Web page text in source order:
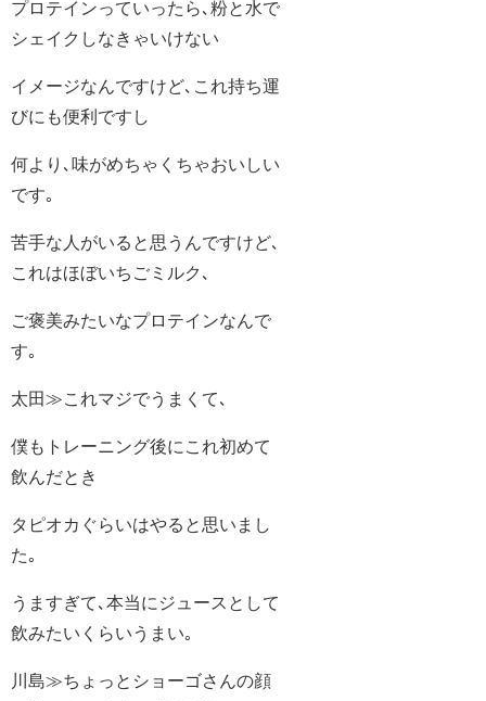
プロテインっていったら､粉と水で
シェイクしなきゃいけない
イメージなんですけど､これ持ち運
びにも便利ですし
何より､味がめちゃくちゃおいしい
です｡
苦手な人がいると思うんですけど､
これはほぼいちごミルク､
ご褒美みたいなプロテインなんで
す｡
太田≫これマジでうまくて､
僕もトレーニング後にこれ初めて
飲んだとき
タピオカぐらいはやると思いまし
た｡
うますぎて､本当にジュースとして
飲みたいくらいうまい｡
川島≫ちょっとショーゴさんの顔